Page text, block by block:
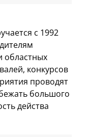
с 1992
областных
конкурсов
проводят
большого
действа